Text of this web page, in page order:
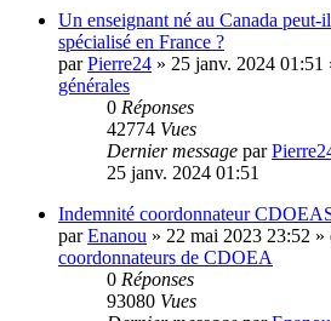
Un enseignant né au Canada peut-
spécialisé en France ?
parPierre24 » 25 janv. 2024 01:51
générales
0 Réponses
42774 Vues
Dernier message par
25 janv. 2024 01:51
Indemnité coordonnateur
parEnanou » 22 mai 2023 23:52 »
coordonnateurs de CDOEA
0 Réponses
93080 Vues